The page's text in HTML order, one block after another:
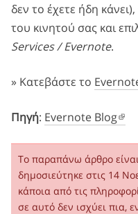
δεν το έχετε ήδη
του κινητού σας και
Services / Evernote.
» Κατεβάστε το
Πηγή: Evernote Blog
Το παραπάνω άρθρο
δημοσιεύτηκε στις 14
κάποια από τις
σε αυτό δεν ισχύει πια,